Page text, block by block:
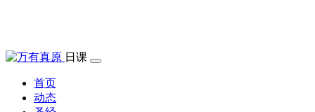
日课
首页
动态